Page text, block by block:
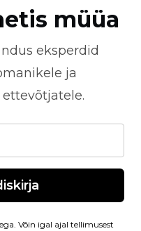
müüa
eksperdid
ja
Võin igal ajal tellimusest